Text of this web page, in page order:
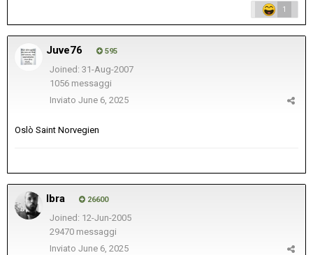
1
Juve76 595
Joined: 31-Aug-2007
1056 messaggi
Inviato June 6, 2025
Oslò Saint Norvegien
Ibra 26600
Joined: 12-Jun-2005
29470 messaggi
Inviato June 6, 2025